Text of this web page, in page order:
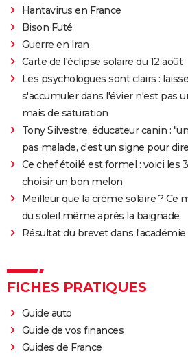
Hantavirus en France
Bison Futé
Guerre en Iran
Carte de l'éclipse solaire du 12 août
Les psychologues sont clairs :
s'accumuler dans l'évier n'est pas
mais de saturation
Tony Silvestre, éducateur canin :
pas malade, c'est un signe pour
Ce chef étoilé est formel : voici les
choisir un bon melon
Meilleur que la crème solaire ? Ce
du soleil même après la baignade
Résultat du brevet dans
FICHES PRATIQUES
Guide auto
Guide de vos finances
Guides de France